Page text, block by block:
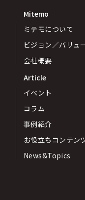
Mitemo
ミテモについて
ビジョン／バリュ
会社概要
Article
イベント
コラム
事例紹介
お役立ちコンテン
News&Topics